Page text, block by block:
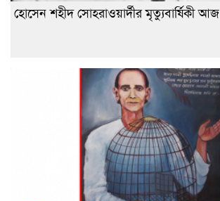
হোসেন শহীদ সোহরাওয়ার্দীর মৃত্যুবার্ষিকী আজ